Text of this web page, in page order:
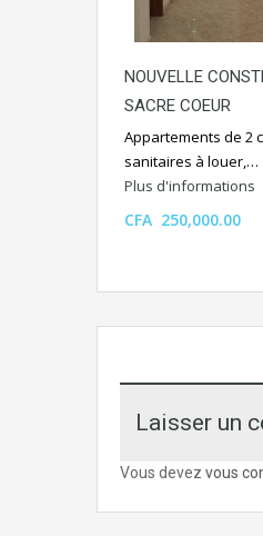
NOUVELLE
SACRE COEUR
Appartements de 2
sanitaires à louer,…
Plus d'informations
CFA 250,000.00
Laisser un
Vous devez vous